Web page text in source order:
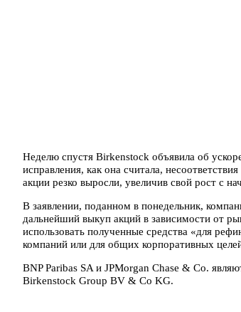
Неделю спустя Birkenstock объявила об
исправления, как она считала,
акции резко выросли, увеличив свой рост с
В заявлении, поданном в понедельник,
дальнейший выкуп акций в зависимости от
использовать полученные средства «для
компаний или для общих корпоративных
BNP Paribas SA и JPMorgan Chase & Co.
Birkenstock Group BV & Co KG.